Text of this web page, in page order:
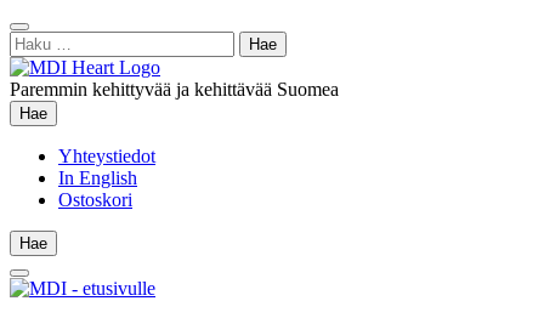
Siirry
sisältöön
Sulje
hae
Haku:
Paremmin kehittyvää ja kehittävää Suomea
Hae
Hae
Yhteystiedot
In English
Ostoskori
Hae
Hae
Main
Menu